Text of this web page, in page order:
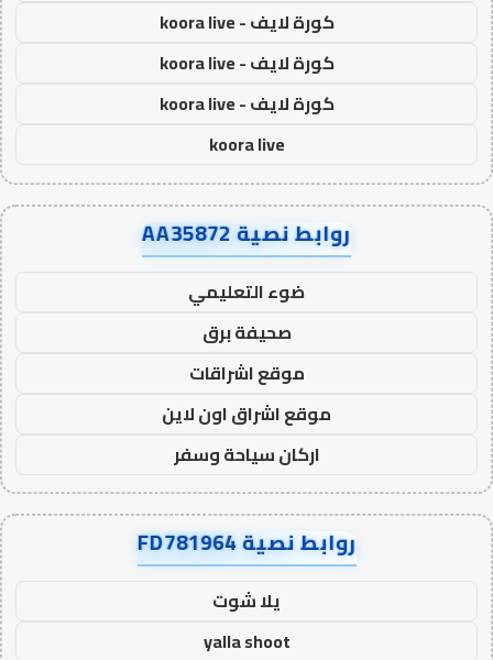
كورة لايف - koora live
كورة لايف - koora live
كورة لايف - koora live
koora live
روابط نصية AA35872
ضوء التعليمي
صحيفة برق
موقع اشراقات
موقع اشراق اون لاين
اركان سياحة وسفر
روابط نصية FD781964
يلا شوت
yalla shoot